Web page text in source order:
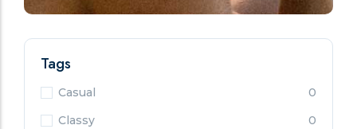
Tags
Casual
0
Classy
0